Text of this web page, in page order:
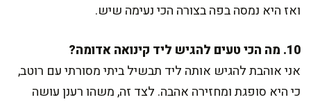
ואז היא נמסה בפה בצורה הכי נעימה שיש.
10. מה הכי טעים להגיש ליד קינואה אדומה?
אני אוהבת להגיש אותה ליד תבשיל ביתי מסורתי עם רוטב,
כי היא סופגת ומחזירה אהבה. לצד זה, משהו רענן עושה